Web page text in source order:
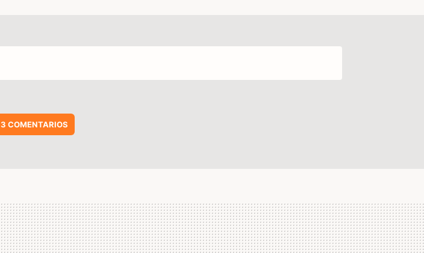
3 COMENTARIOS